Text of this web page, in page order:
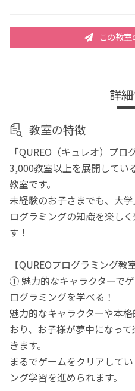
この教
詳
教室の特徴
「QUREO（キュレオ）プ
3,000教室以上を展開してい
教室です。
未経験のお子さまでも、大
ログラミングの知識を楽し
す！
【QUREOプログラミング教
① 魅力的なキャラクターで
ログラミングを学べる！
魅力的なキャラクターや本
おり、お子様が夢中になっ
きます。
まるでゲームをクリアして
ング学習を進められます。